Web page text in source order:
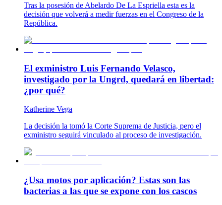
Tras la posesión de Abelardo De La Espriella esta es la
decisión que volverá a medir fuerzas en el Congreso de la
República.
El exministro Luis Fernando Velasco,
investigado por la Ungrd, quedará en libertad:
¿por qué?
Katherine Vega
La decisión la tomó la Corte Suprema de Justicia, pero el
exministro seguirá vinculado al proceso de investigación.
¿Usa motos por aplicación? Estas son las
bacterias a las que se expone con los cascos